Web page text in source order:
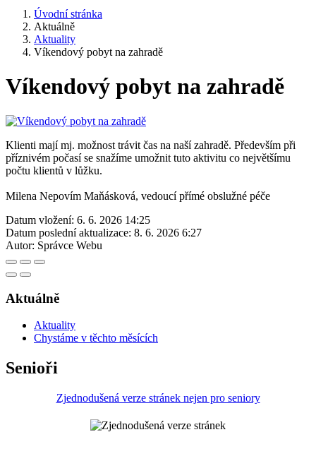
Úvodní stránka
Aktuálně
Aktuality
Víkendový pobyt na zahradě
Víkendový pobyt na zahradě
Klienti mají mj. možnost trávit čas na naší zahradě. Především při
příznivém počasí se snažíme umožnit tuto aktivitu co největšímu
počtu klientů v lůžku.
Milena Nepovím Maňásková, vedoucí přímé obslužné péče
Datum vložení: 6. 6. 2026 14:25
Datum poslední aktualizace: 8. 6. 2026 6:27
Autor: Správce Webu
Aktuálně
Aktuality
Chystáme v těchto měsících
Senioři
Zjednodušená verze stránek nejen pro seniory